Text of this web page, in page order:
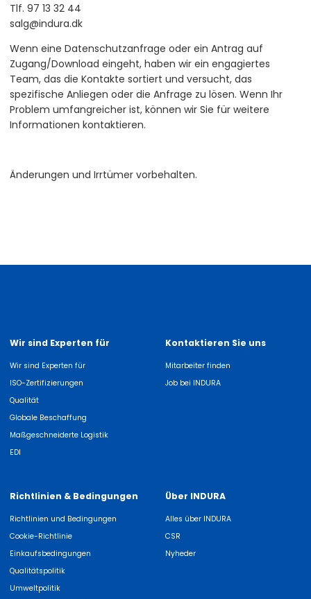
Tlf. 97 13 32 44
salg@indura.dk
Wenn eine Datenschutzanfrage oder ein Antrag auf
Zugang/Download eingeht, haben wir ein engagiertes
Team, das die Kontakte sortiert und versucht, das
spezifische Anliegen oder die Anfrage zu lösen. Wenn Ihr
Problem umfangreicher ist, können wir Sie für weitere
Informationen kontaktieren.
Änderungen und Irrtümer vorbehalten.
Wir sind Experten für
Wir sind Experten für
ISO-Zertifizierungen
Qualität
Globale Beschaffung
Maßgeschneiderte Logistik
EDI
Kontaktieren Sie uns
Mitarbeiter finden
Job bei INDURA
Richtlinien & Bedingungen
Richtlinien und Bedingungen
Cookie-Richtlinie
Einkaufsbedingungen
Qualitätspolitik
Umweltpolitik
Über INDURA
Alles über INDURA
CSR
Nyheder